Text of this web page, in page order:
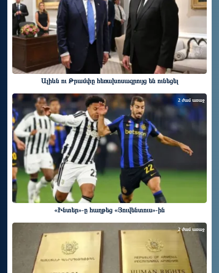
Ալիևն ու Թրամփը հեռախոսազրույց են ունեցել
«Ինտեր»-ը հաղթեց «Յուվենտուս»-ին
2 ժամ առաջ
2 ժամ առաջ